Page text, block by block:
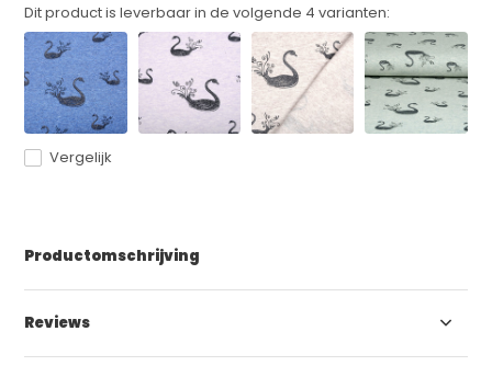
Dit product is leverbaar in de volgende 4 varianten:
Vergelijk
Productomschrijving
Reviews